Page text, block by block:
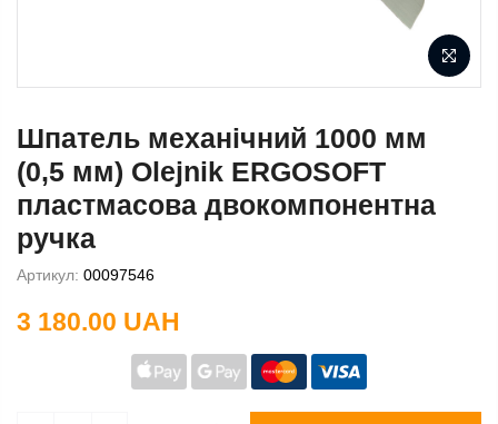
Шпатель механічний 1000 мм
(0,5 мм) Olejnik ERGOSOFT
пластмасова двокомпонентна
ручка
Артикул: 00097546
3 180.00 UAH